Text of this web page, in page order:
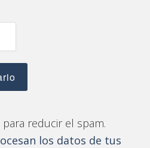
reducir el spam.
los datos de tus